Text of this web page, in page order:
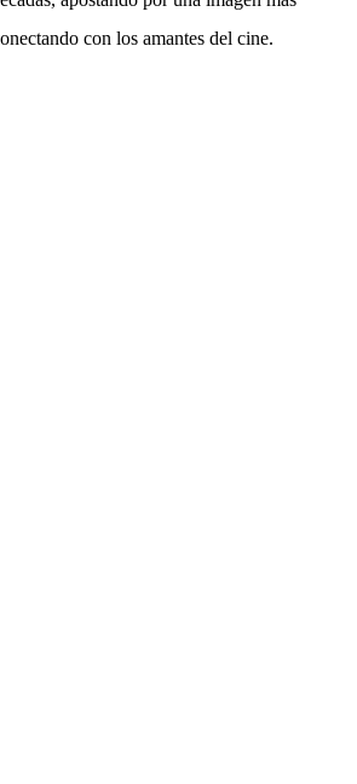
con los amantes del cine.